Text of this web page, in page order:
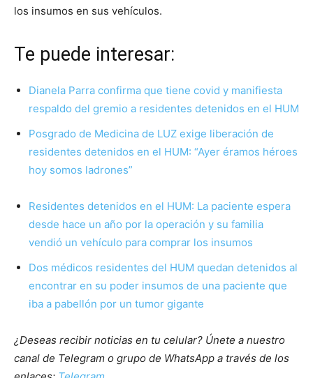
los insumos en sus vehículos.
Te puede interesar:
Dianela Parra confirma que tiene covid y manifiesta
respaldo del gremio a residentes detenidos en el HUM
Posgrado de Medicina de LUZ exige liberación de
residentes detenidos en el HUM: “Ayer éramos héroes
hoy somos ladrones”
Residentes detenidos en el HUM: La paciente espera
desde hace un año por la operación y su familia
vendió un vehículo para comprar los insumos
Dos médicos residentes del HUM quedan detenidos al
encontrar en su poder insumos de una paciente que
iba a pabellón por un tumor gigante
¿Deseas recibir noticias en tu celular? Únete a nuestro
canal de Telegram o grupo de WhatsApp a través de los